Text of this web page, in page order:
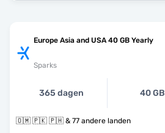
Europe Asia and USA 40 GB Yearly
Sparks
365 dagen 40 GB
🇴🇲 🇵🇰 🇵🇭 & 77 andere landen